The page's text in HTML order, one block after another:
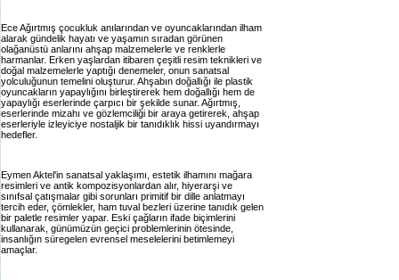
Ece Ağırtmış çocukluk anılarından ve oyuncaklarından ilham
alarak gündelik hayatı ve yaşamın sıradan görünen
olağanüstü anlarını ahşap malzemelerle ve renklerle
harmanlar. Erken yaşlardan itibaren çeşitli resim teknikleri ve
doğal malzemelerle yaptığı denemeler, onun sanatsal
yolculuğunun temelini oluşturur. Ahşabın doğallığı ile plastik
oyuncakların yapaylığını birleştirerek hem doğallığı hem de
yapaylığı eserlerinde çarpıcı bir şekilde sunar. Ağırtmış,
eserlerinde mizahı ve gözlemciliği bir araya getirerek, ahşap
eserleriyle izleyiciye nostaljik bir tanıdıklık hissi uyandırmayı
hedefler.
Eymen Aktel'in sanatsal yaklaşımı, estetik ilhamını mağara
resimleri ve antik kompozisyonlardan alır, hiyerarşi ve
sınıfsal çatışmalar gibi sorunları primitif bir dille anlatmayı
tercih eder, çömlekler, ham tuval bezleri üzerine tanıdık gelen
bir paletle resimler yapar. Eski çağların ifade biçimlerini
kullanarak, günümüzün geçici problemlerinin ötesinde,
insanlığın süregelen evrensel meselelerini betimlemeyi
amaçlar.